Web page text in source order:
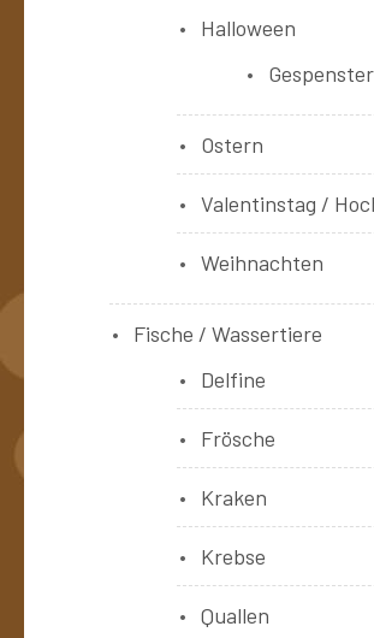
Halloween
Gespenster
Ostern
Valentinstag /
Weihnachten
Fische / Wassertiere
Delfine
Frösche
Kraken
Krebse
Quallen